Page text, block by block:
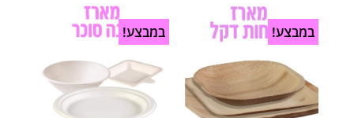
במבצע! במבצע!